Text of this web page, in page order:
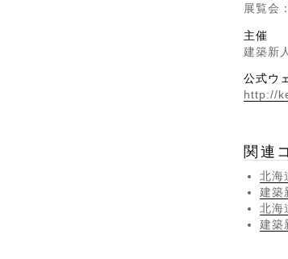
展覧会
主催
建築新
公式ウ
http://
関連
北海
建築
北海
建築